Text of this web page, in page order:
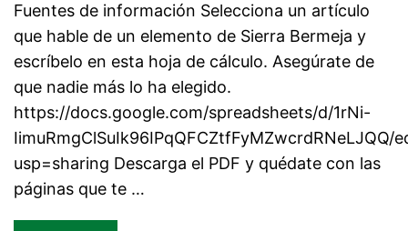
Fuentes de información Selecciona un artículo
que hable de un elemento de Sierra Bermeja y
escríbelo en esta hoja de cálculo. Asegúrate de
que nadie más lo ha elegido.
https://docs.google.com/spreadsheets/d/1rNi-
IimuRmgClSuIk96IPqQFCZtfFyMZwcrdRNeLJQQ/
usp=sharing Descarga el PDF y quédate con las
páginas que te …